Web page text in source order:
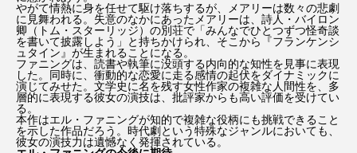
やがて情熱に身を任せて駆け落ちするが、メアリーは数々の悲劇
に見舞われる。失意のなかにあったメアリーは、詩人・バイロン
卿（トム・スターリッジ）の別荘で「みんなでひとつずつ怪奇談
を書いて披露しよう」と持ちかけられ、そこから『フランケンシ
ュタイン』が生まれることになる。
ファニングは、読書や執筆に没頭する内向的な知性を見事に表現
した。同時に、衝動的な恋愛に走る感情の起伏をダイナミックに
演じてみせた。文学史に名を残す女性作家の複雑な人間性を、多
層的に表現する彼女の演技は、批評家からも高い評価を受けてい
る。
本作はエル・ファニングが知的で複雑な役柄にも挑戦できること
を示した作品だろう。時代劇という特殊なジャンルにおいても、
彼女の演技力は遺憾なく発揮されている。